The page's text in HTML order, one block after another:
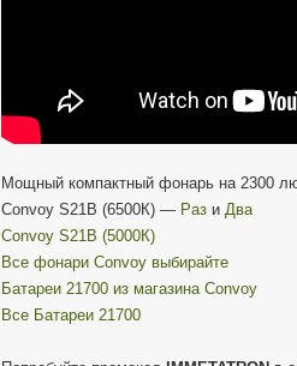
Мощный компактный фонарь на 2300
Convoy S21B (6500К) — Раз и Два
Convoy S21B (5000К)
Все фонари Convoy выбирайте
Батареи 21700 из магазина Convoy
Все Батареи 21700